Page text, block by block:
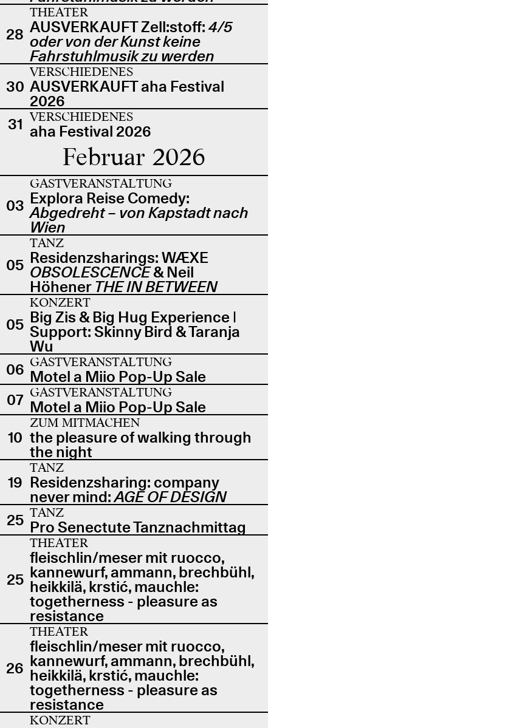
28
THEATER
AUSVERKAUFT Zell:stoff: 4/5
oder von der Kunst keine
Fahrstuhlmusik zu werden
30
VERSCHIEDENES
AUSVERKAUFT aha Festival
2026
31 VERSCHIEDENES
aha Festival 2026
Februar 2026
03
GASTVERANSTALTUNG
Explora Reise Comedy:
Abgedreht – von Kapstadt nach
Wien
05
TANZ
Residenzsharings: WÆXE
OBSOLESCENCE& Neil
Höhener THE IN BETWEEN
05
KONZERT
Big Zis & Big Hug Experience |
Support: Skinny Bird & Taranja
Wu
06 GASTVERANSTALTUNG
Motel a Miio Pop-Up Sale
07 GASTVERANSTALTUNG
Motel a Miio Pop-Up Sale
10
ZUM MITMACHEN
the pleasure of walking through
the night
19
TANZ
Residenzsharing: company
never mind:AGE OF DESIGN
25 TANZ
Pro Senectute Tanznachmittag
25
THEATER
fleischlin/meser mit ruocco,
kannewurf, ammann, brechbühl,
heikkilä, krstić, mauchle:
togetherness - pleasure as
resistance
26
THEATER
fleischlin/meser mit ruocco,
kannewurf, ammann, brechbühl,
heikkilä, krstić, mauchle:
togetherness - pleasure as
resistance
KONZERT